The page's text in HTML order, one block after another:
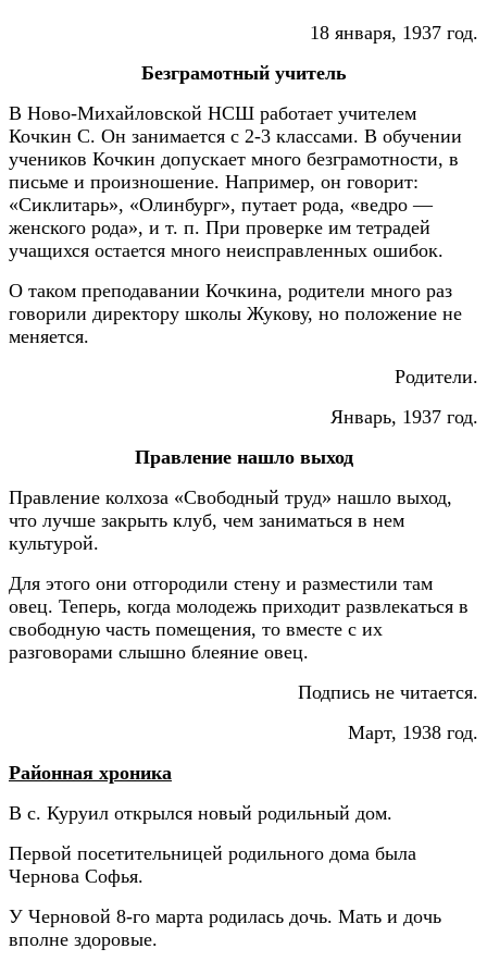
18 января, 1937 год.
Безграмотный учитель
В Ново-Михайловской НСШ работает учителем
Кочкин С. Он занимается с 2-3 классами. В обучении
учеников Кочкин допускает много безграмотности, в
письме и произношение. Например, он говорит:
«Сиклитарь», «Олинбург», путает рода, «ведро —
женского рода», и т. п. При проверке им тетрадей
учащихся остается много неисправленных ошибок.
О таком преподавании Кочкина, родители много раз
говорили директору школы Жукову, но положение не
меняется.
Родители.
Январь, 1937 год.
Правление нашло выход
Правление колхоза «Свободный труд» нашло выход,
что лучше закрыть клуб, чем заниматься в нем
культурой.
Для этого они отгородили стену и разместили там
овец. Теперь, когда молодежь приходит развлекаться в
свободную часть помещения, то вместе с их
разговорами слышно блеяние овец.
Подпись не читается.
Март, 1938 год.
Районная хроника
В с. Куруил открылся новый родильный дом.
Первой посетительницей родильного дома была
Чернова Софья.
У Черновой 8-го марта родилась дочь. Мать и дочь
вполне здоровые.